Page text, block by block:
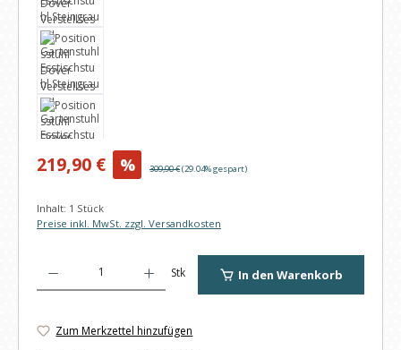
Verkaufspreis:
219,90 € % Regulärer Preis:
309,90 €(29.04% gespart)
Inhalt: 1 Stück
Preise inkl. MwSt. zzgl. Versandkosten
Stk In den Warenkorb
Zum Merkzettel hinzufügen